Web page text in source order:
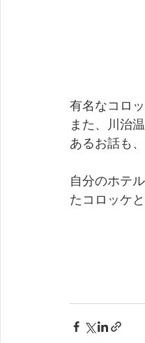
有名なコロ
また、川治
あるお話も
自分のホテ
たコロッケ